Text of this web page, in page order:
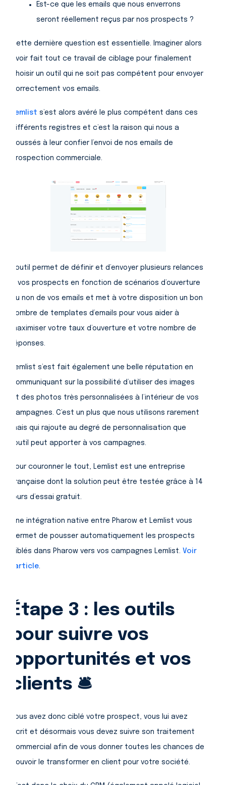
Est-ce que les emails que nous enverrons
seront réellement reçus par nos prospects ?
Cette dernière question est essentielle. Imaginer alors
avoir fait tout ce travail de ciblage pour finalement
choisir un outil qui ne soit pas compétent pour envoyer
correctement vos emails.
Lemlist s’est alors avéré le plus compétent dans ces
différents registres et c’est la raison qui nous a
poussés à leur confier l’envoi de nos emails de
prospection commerciale.
L’outil permet de définir et d’envoyer plusieurs relances
à vos prospects en fonction de scénarios d’ouverture
ou non de vos emails et met à votre disposition un bon
nombre de templates d’emails pour vous aider à
maximiser votre taux d’ouverture et votre nombre de
réponses.
Lemlist s’est fait également une belle réputation en
communiquant sur la possibilité d’utiliser des images
et des photos très personnalisées à l’intérieur de vos
campagnes. C’est un plus que nous utilisons rarement
mais qui rajoute au degré de personnalisation que
l’outil peut apporter à vos campagnes.
Pour couronner le tout, Lemlist est une entreprise
française dont la solution peut être testée grâce à 14
jours d’essai gratuit.
Une intégration native entre Pharow et Lemlist vous
permet de pousser automatiquement les prospects
ciblés dans Pharow vers vos campagnes Lemlist. Voir
l'article.
Étape 3 : les outils
pour suivre vos
opportunités et vos
clients 🛎️
Vous avez donc ciblé votre prospect, vous lui avez
écrit et désormais vous devez suivre son traitement
commercial afin de vous donner toutes les chances de
pouvoir le transformer en client pour votre société.